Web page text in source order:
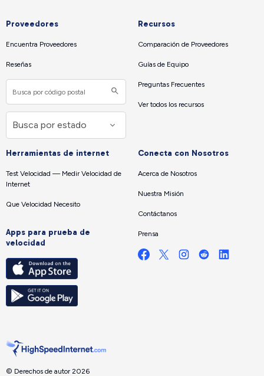
Proveedores
Encuentra Proveedores
Reseñas
Recursos
Comparación de Proveedores
Guías de Equipo
Preguntas Frecuentes
Ver todos los recursos
Herramientas de internet
Test Velocidad — Medir Velocidad de
Internet
Que Velocidad Necesito
Apps para prueba de
velocidad
Conecta con Nosotros
Acerca de Nosotros
Nuestra Misión
Contáctanos
Prensa
© Derechos de autor 2026